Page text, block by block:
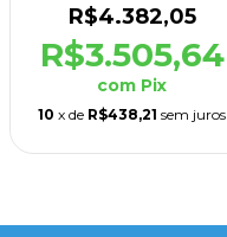
Azul
R$4.382,05
R$3.505,64
com Pix
10 x de R$438,21 sem juros